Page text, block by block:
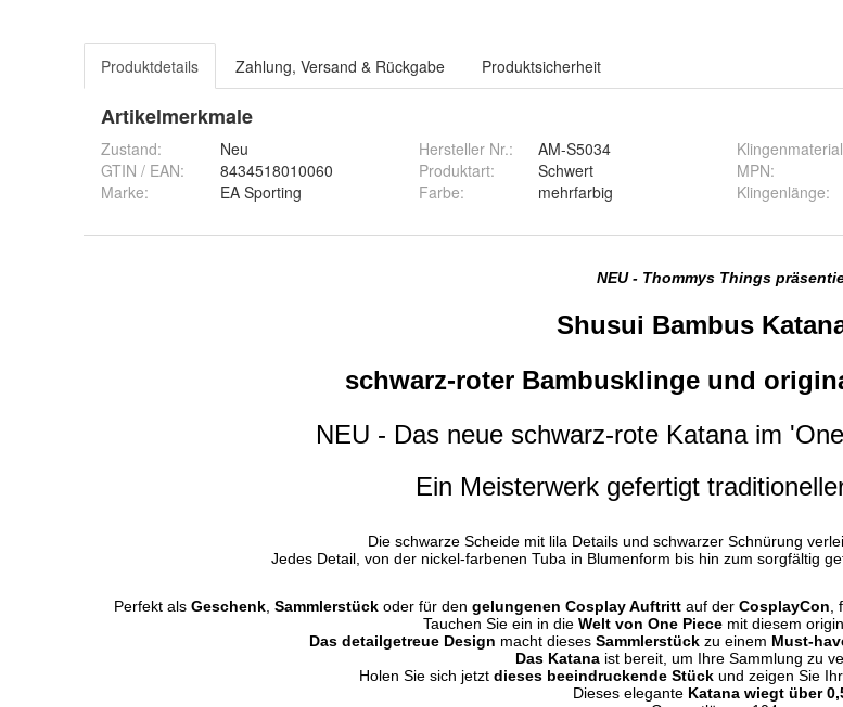
Produktdetails Zahlung, Versand & Rückgabe Produktsicherheit
Artikelmerkmale
Zustand:
Neu
GTIN / EAN:
8434518010060
Marke:
EA Sporting
Hersteller Nr.:
AM-S5034
Produktart:
Schwert
Farbe: mehrfarbig
Klingenmaterial
MPN:
Klingenlänge: